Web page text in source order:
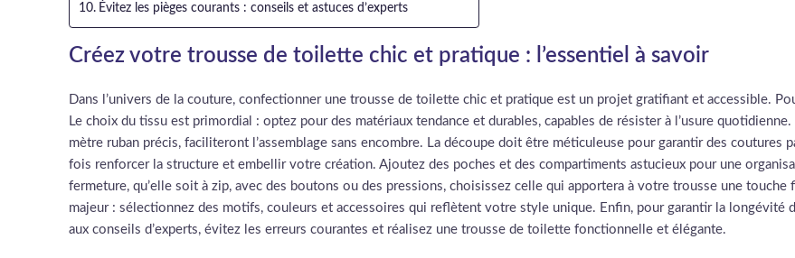
Évitez les pièges courants : conseils et astuces d’experts
Créez votre trousse de toilette chic et pratique : l’essentiel à savoir
Dans l’univers de la couture, confectionner une trousse de toilette chic et pratique est un projet gratifiant et accessible.
Le choix du tissu est primordial : optez pour des matériaux tendance et durables, capables de résister à l’usure
mètre ruban précis, faciliteront l’assemblage sans encombre. La découpe doit être méticuleuse pour garantir des
fois renforcer la structure et embellir votre création. Ajoutez des poches et des compartiments astucieux pour une
fermeture, qu’elle soit à zip, avec des boutons ou des pressions, choisissez celle qui apportera à votre trousse une
majeur : sélectionnez des motifs, couleurs et accessoires qui reflètent votre style unique. Enfin, pour garantir la longévité
aux conseils d’experts, évitez les erreurs courantes et réalisez une trousse de toilette fonctionnelle et élégante.